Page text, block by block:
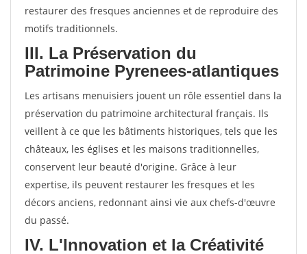
restaurer des fresques anciennes et de reproduire des
motifs traditionnels.
III. La Préservation du
Patrimoine Pyrenees-atlantiques
Les artisans menuisiers jouent un rôle essentiel dans la
préservation du patrimoine architectural français. Ils
veillent à ce que les bâtiments historiques, tels que les
châteaux, les églises et les maisons traditionnelles,
conservent leur beauté d'origine. Grâce à leur
expertise, ils peuvent restaurer les fresques et les
décors anciens, redonnant ainsi vie aux chefs-d'œuvre
du passé.
IV. L'Innovation et la Créativité